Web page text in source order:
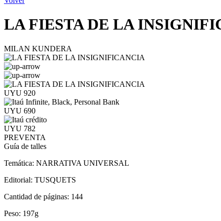
LA FIESTA DE LA
MILAN KUNDERA
UYU 920
UYU 690
UYU 782
PREVENTA
Guía de talles
Temática: NARRATIVA UNIVERSAL
Editorial: TUSQUETS
Cantidad de páginas: 144
Peso: 197g